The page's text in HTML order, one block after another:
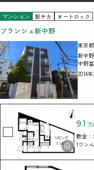
マンション 駅チカ オートロック
ブランシェ新中野
東京
新中
中野
2014
9.1 万
敷金：
1ワン